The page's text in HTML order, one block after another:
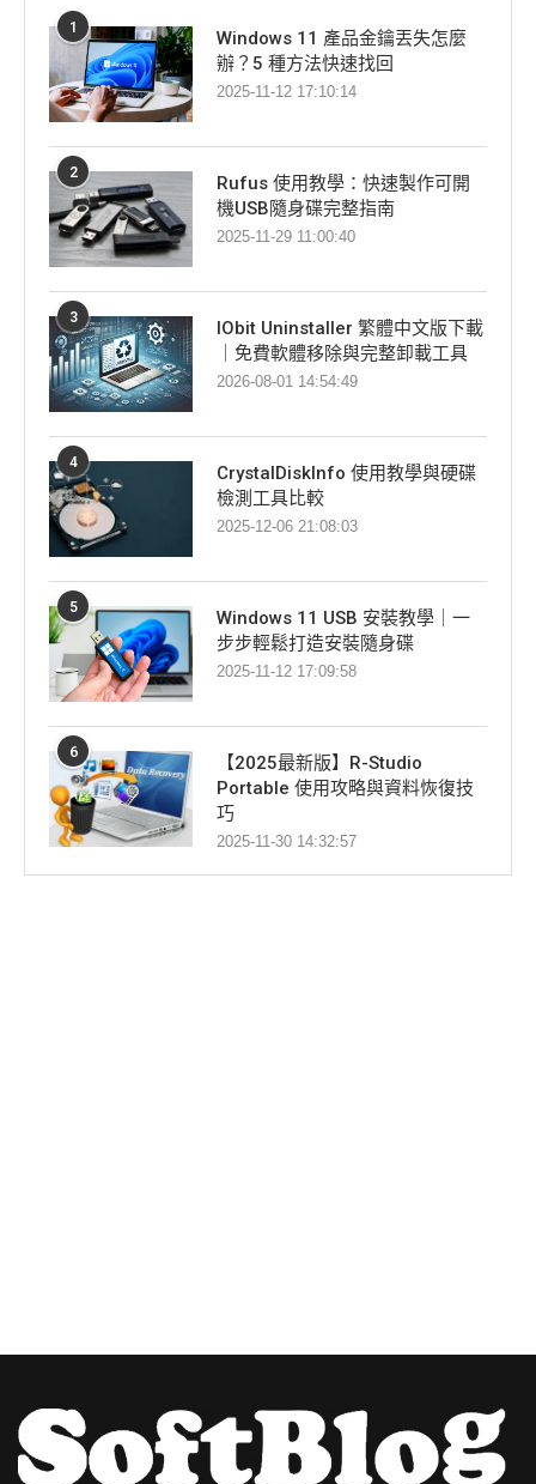
1
Windows 11 產品金鑰丟失怎麼
辦？5 種方法快速找回
2025-11-12 17:10:14
2
Rufus 使用教學：快速製作可開
機USB隨身碟完整指南
2025-11-29 11:00:40
3
IObit Uninstaller 繁體中文版下載
｜免費軟體移除與完整卸載工具
2026-08-01 14:54:49
4
CrystalDiskInfo 使用教學與硬碟
檢測工具比較
2025-12-06 21:08:03
5
Windows 11 USB 安裝教學｜一
步步輕鬆打造安裝隨身碟
2025-11-12 17:09:58
6
【2025最新版】R-Studio
Portable 使用攻略與資料恢復技
巧
2025-11-30 14:32:57